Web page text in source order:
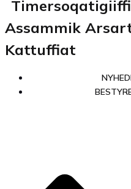
Assammik
Kattuffiat